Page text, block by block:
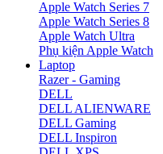
Apple Watch Series 7
Apple Watch Series 8
Apple Watch Ultra
Phụ kiện Apple Watch
Laptop
Razer - Gaming
DELL
DELL ALIENWARE
DELL Gaming
DELL Inspiron